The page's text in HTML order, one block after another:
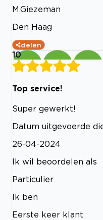
M.Giezeman
Den Haag
delen
10
Top service!
Super gewerkt!
Datum uitgevoerde
26-04-2024
Ik wil beoordelen als
Particulier
Ik ben
Eerste keer klant